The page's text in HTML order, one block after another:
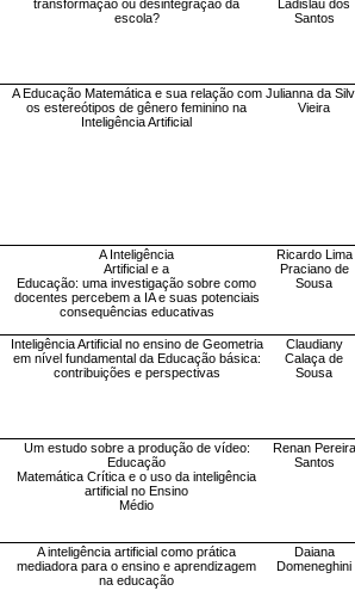
transformação ou desintegração da
escola?
Ladislau dos
Santos
A Educação Matemática e sua relação com
os estereótipos de gênero feminino na
Inteligência Artificial
Julianna da
Vieira
A Inteligência
Artificial e a
Educação: uma investigação sobre como
docentes percebem a IA e suas potenciais
consequências educativas
Ricardo Lima
Praciano de
Sousa
Inteligência Artificial no ensino de Geometria
em nível fundamental da Educação básica:
contribuições e perspectivas
Claudiany
Calaça de
Sousa
Um estudo sobre a produção de vídeo:
Educação
Matemática Crítica e o uso da inteligência
artificial no Ensino
Médio
Renan Pereira
Santos
A inteligência artificial como prática
mediadora para o ensino e aprendizagem
na educação
Daiana
Domeneghini